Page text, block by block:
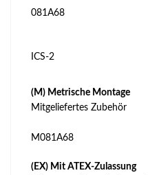
081A68
ICS-2
(M) Metrische Montage
Mitgeliefertes Zubehör
M081A68
(EX) Mit ATEX-Zulassung